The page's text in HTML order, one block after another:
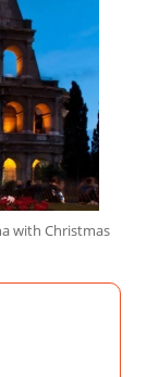
with Christmas